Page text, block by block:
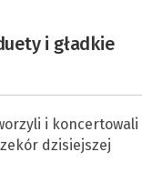
i gładkie
i koncertowali
dzisiejszej